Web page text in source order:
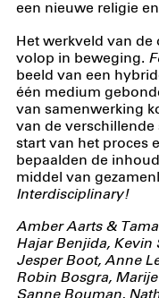
een nieuwe religie
Het werkveld van
volop in beweging.
beeld van een
één medium
van samenwerking
van de
start van het proces
bepaalden de
middel van
Interdisciplinary!
Amber Aarts &
Hajar Benjida, Kevin
Jesper Boot, Anne
Robin Bosgra,
Sanne Bouman,